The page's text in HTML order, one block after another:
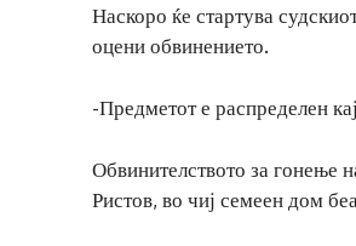
Наскоро ќе стартува
оцени обвинението.
-Предметот е распределен
Обвинителството за гонење
Ристов, во чиј семеен дом